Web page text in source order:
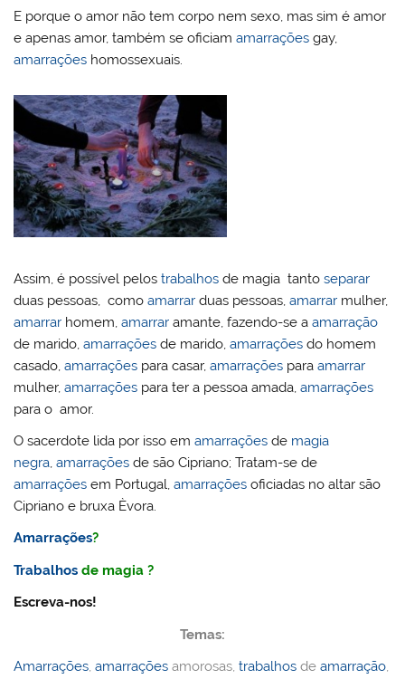
E porque o amor não tem corpo nem sexo, mas sim é amor
e apenas amor, também se oficiamamarrações gay,
amarrações homossexuais.
Assim, é possível pelostrabalhos de magia tantoseparar
duas pessoas, comoamarrar duas pessoas,amarrar mulher,
amarrar homem,amarrar amante, fazendo-se aamarração
de marido,amarrações de marido,amarrações do homem
casado,amarrações para casar,amarrações paraamarrar
mulher,amarrações para ter a pessoa amada,amarrações
para o amor.
O sacerdote lida por isso emamarrações de magia
negra,amarrações de são Cipriano; Tratam-se de
amarrações em Portugal,amarrações oficiadas no altar são
Cipriano e bruxa Èvora.
Amarrações?
Trabalhos de magia ?
Escreva-nos!
Temas:
Amarrações,amarrações amorosas,trabalhos deamarração,